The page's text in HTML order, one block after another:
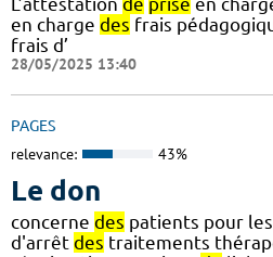
en charge des frais
frais d’
28/05/2025 13:40
PAGES
relevance: 43%
Le don
concerne des patients pour
d'arrêt des traitements